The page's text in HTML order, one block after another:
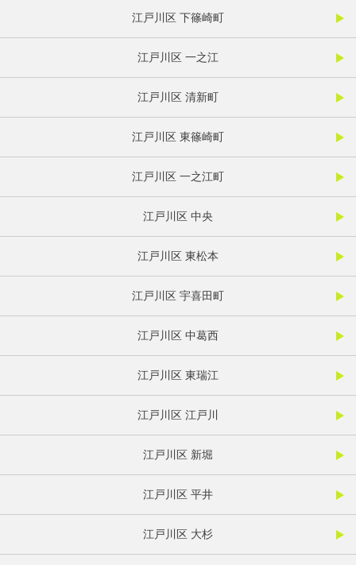
江戸川区 下篠崎町
江戸川区 一之江
江戸川区 清新町
江戸川区 東篠崎町
江戸川区 一之江町
江戸川区 中央
江戸川区 東松本
江戸川区 宇喜田町
江戸川区 中葛西
江戸川区 東瑞江
江戸川区 江戸川
江戸川区 新堀
江戸川区 平井
江戸川区 大杉